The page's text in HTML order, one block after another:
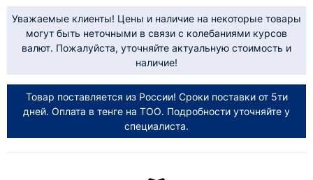
Уважаемые клиенты! Цены и наличие на некоторые товары
могут быть неточными в связи с колебаниями курсов
валют. Пожалуйста, уточняйте актуальную стоимость и
наличие!
Товар поставляется из России! Сроки поставки от 5ти
дней. Оплата в тенге на ТОО. Подробности уточняйте у
специалиста.